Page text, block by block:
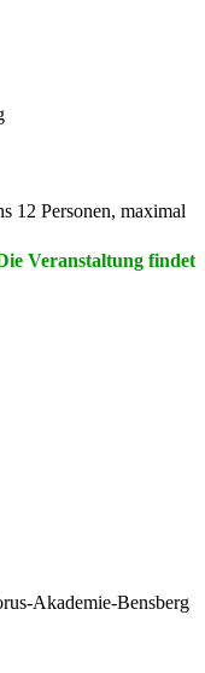
12 Personen, maximal
Veranstaltung findet